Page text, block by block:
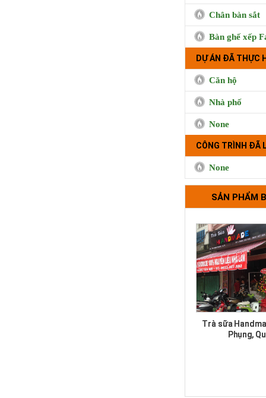
Chân bàn sắt
Bàn ghế xếp
DỰ ÁN ĐÃ THỰC
Căn hộ
Nhà phố
None
CÔNG TRÌNH ĐÃ
None
SẢN PHẨM
Trà sữa
Phụng,